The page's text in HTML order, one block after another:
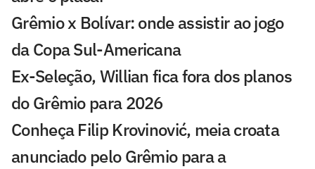
Grêmio x Bolívar: onde assistir ao jogo
da Copa Sul-Americana
Ex-Seleção, Willian fica fora dos planos
do Grêmio para 2026
Conheça Filip Krovinović, meia croata
anunciado pelo Grêmio para a